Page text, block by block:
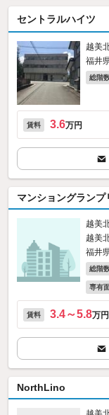
セントラルハイツ
越美
福井
総階
賃料 3.6万円
マンショングランプ
越美
越美
福井
総階
専有
賃料 3.4～5.8万円
NorthLino